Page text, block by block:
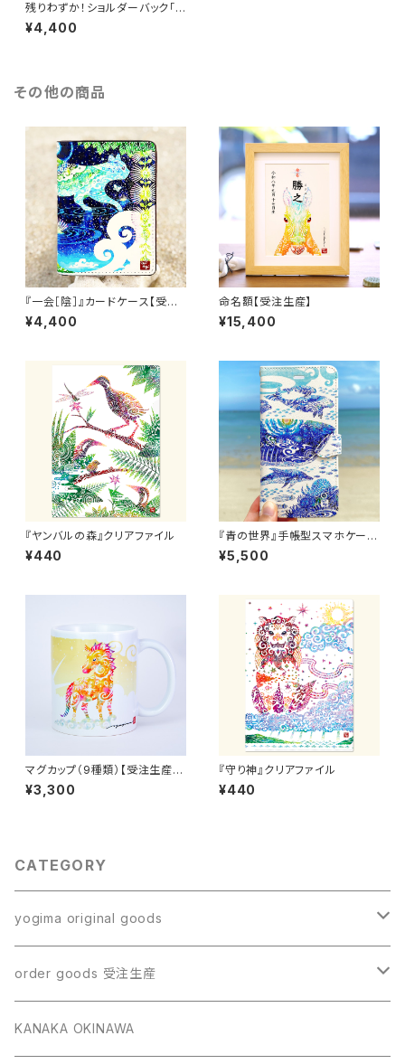
残りわずか！ショルダーバック「マ
ンタ」（アジャスター付き）
¥4,400
その他の商品
『一会［陰］』カードケース【受注
生産・送料無料】
¥4,400
命名額【受注生産】
¥15,400
『ヤンバルの森』クリアファイル
¥440
『青の世界』手帳型スマホケース
【受注生産・送料無料】
¥5,500
マグカップ（9種類）【受注生産・
送料無料】
¥3,300
『守り神』クリアファイル
¥440
CATEGORY
yogima original goods
ポストカードセット
クリアファイル
order goods 受注生産
スマホケース
KANAKA OKINAWA